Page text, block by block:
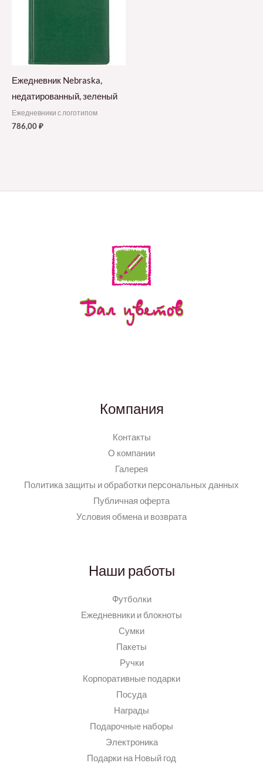
Ежедневник Nebraska,
недатированный, зеленый
Ежедневники с логотипом
786,00₽
Компания
Контакты
О компании
Галерея
Политика защиты и обработки персональных данных
Публичная оферта
Условия обмена и возврата
Наши работы
Футболки
Ежедневники и блокноты
Сумки
Пакеты
Ручки
Корпоративные подарки
Посуда
Награды
Подарочные наборы
Электроника
Подарки на Новый год